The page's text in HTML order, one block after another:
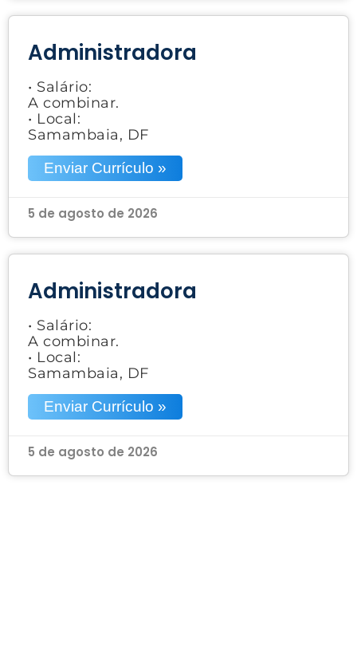
Administradora
• Salário:
A combinar.
• Local:
Samambaia, DF
Enviar Currículo »
5 de agosto de 2026
Administradora
• Salário:
A combinar.
• Local:
Samambaia, DF
Enviar Currículo »
5 de agosto de 2026